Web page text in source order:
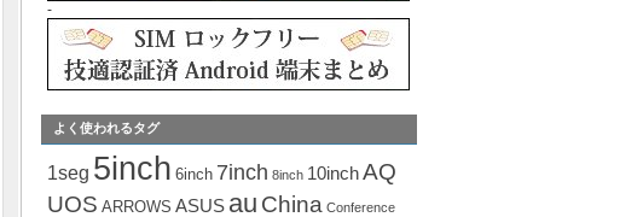
-
よく使われるタグ
1seg 5inch 6inch 7inch 8inch 10inchAQ
UOS ARROWS ASUS au China Conference